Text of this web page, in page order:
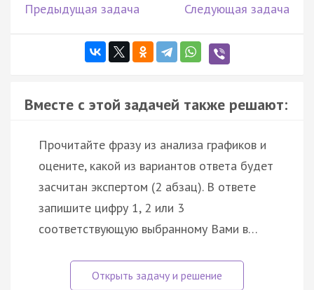
Предыдущая задача Следующая задача
Вместе с этой задачей также решают:
Прочитайте фразу из анализа графиков и
оцените, какой из вариантов ответа будет
засчитан экспертом (2 абзац). В ответе
запишите цифру 1, 2 или 3
соответствующую выбранному Вами в…